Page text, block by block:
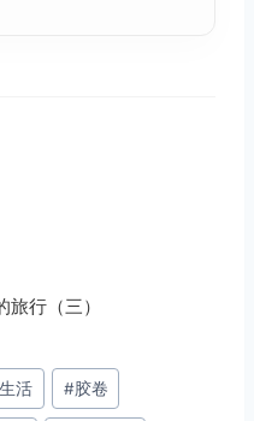
行（三）
生活 #胶卷